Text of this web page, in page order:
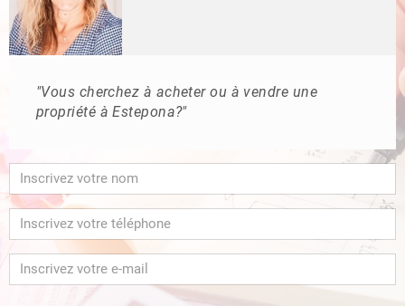
"Vous cherchez à acheter ou à vendre une
propriété à Estepona?"